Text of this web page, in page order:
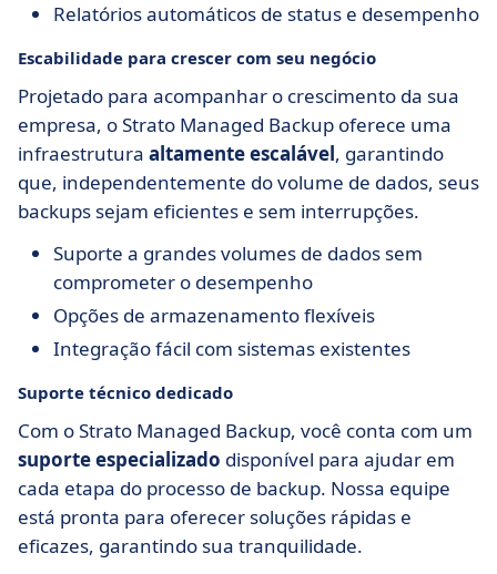
Relatórios automáticos de status e desempenho
Escabilidade para crescer com seu negócio
Projetado para acompanhar o crescimento da sua
empresa, o Strato Managed Backup oferece uma
infraestrutura altamente escalável, garantindo
que, independentemente do volume de dados, seus
backups sejam eficientes e sem interrupções.
Suporte a grandes volumes de dados sem
comprometer o desempenho
Opções de armazenamento flexíveis
Integração fácil com sistemas existentes
Suporte técnico dedicado
Com o Strato Managed Backup, você conta com um
suporte especializado disponível para ajudar em
cada etapa do processo de backup. Nossa equipe
está pronta para oferecer soluções rápidas e
eficazes, garantindo sua tranquilidade.